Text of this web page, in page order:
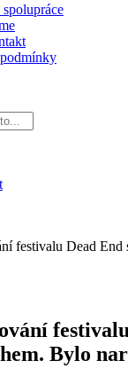
festivalu Dead End
Bylo